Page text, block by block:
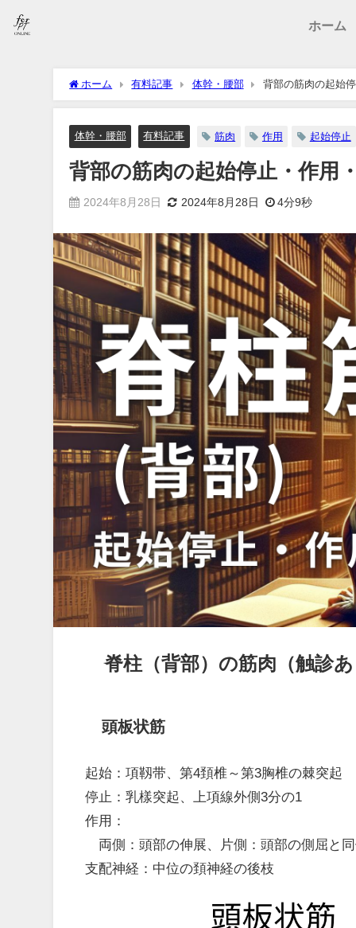
ホーム
ホーム 有料記事 体幹・腰部 背部の筋肉の起始
体幹・腰部 有料記事 筋肉 作用 起始停止
背部の筋肉の起始停止・作用
2024年8月28日 2024年8月28日 4分9秒
脊柱（背部）の筋肉（触診
頭板状筋
起始：項靱带、第4頚椎～第3胸椎の棘突起
停止：乳樣突起、上項線外側3分の1
作用：
両側：頭部の伸展、片側：頭部の側屈と
支配神経：中位の頚神経の後枝